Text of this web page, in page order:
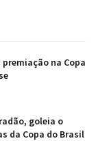
na Copa
goleia o
da Copa do Brasil